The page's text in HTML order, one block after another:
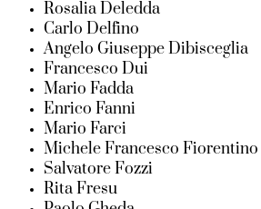
Rosalia Deledda
Carlo Delfino
Angelo Giuseppe Dibisceglia
Francesco Dui
Mario Fadda
Enrico Fanni
Mario Farci
Michele Francesco Fiorentino
Salvatore Fozzi
Rita Fresu